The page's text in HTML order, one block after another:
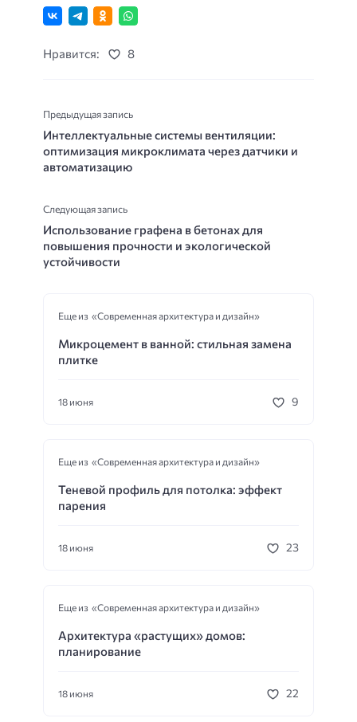
Нравится: 8
Предыдущая запись
Интеллектуальные системы вентиляции:
оптимизация микроклимата через датчики и
автоматизацию
Следующая запись
Использование графена в бетонах для
повышения прочности и экологической
устойчивости
Еще из «Современная архитектура и дизайн»
Микроцемент в ванной: стильная замена
плитке
18 июня 9
Еще из «Современная архитектура и дизайн»
Теневой профиль для потолка: эффект
парения
18 июня 23
Еще из «Современная архитектура и дизайн»
Архитектура «растущих» домов:
планирование
18 июня 22